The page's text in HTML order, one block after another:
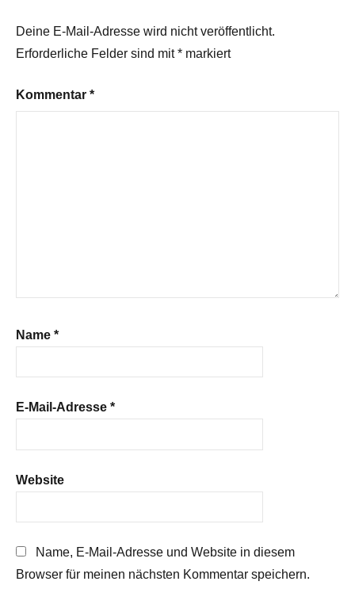
Deine E-Mail-Adresse wird nicht veröffentlicht.
Erforderliche Felder sind mit* markiert
Kommentar *
Name *
E-Mail-Adresse *
Website
Name, E-Mail-Adresse und Website in diesem
Browser für meinen nächsten Kommentar speichern.